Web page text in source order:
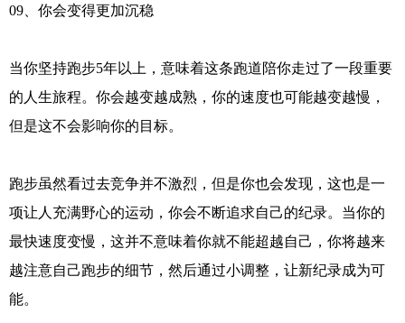
09、你会变得更加沉稳
当你坚持跑步5年以上，意味着这条跑道陪你走过了一段重要
的人生旅程。你会越变越成熟，你的速度也可能越变越慢，
但是这不会影响你的目标。
跑步虽然看过去竞争并不激烈，但是你也会发现，这也是一
项让人充满野心的运动，你会不断追求自己的纪录。当你的
最快速度变慢，这并不意味着你就不能超越自己，你将越来
越注意自己跑步的细节，然后通过小调整，让新纪录成为可
能。